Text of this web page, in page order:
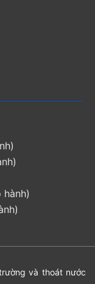
và thoát nước